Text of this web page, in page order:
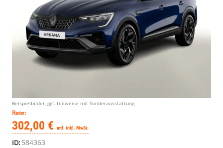
Beispielbilder, ggf. teilweise mit Sonderausstattung
Rate:
302,00 € mtl. inkl. MwSt.
ID: 584363